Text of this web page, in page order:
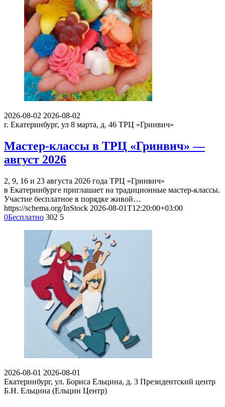
2026-08-02 2026-08-02
г. Екатеринбург, ул 8 марта, д. 46 ТРЦ «Гринвич»
Мастер-классы в ТРЦ «Гринвич» —
август 2026
2, 9, 16 и 23 августа 2026 года ТРЦ «Гринвич»
в Екатеринбурге приглашает на традиционные мастер-классы.
Участие бесплатное в порядке живой…
https://schema.org/InStock 2026-08-01T12:20:00+03:00
0Бесплатно 302 5
2026-08-01 2026-08-01
Екатеринбург, ул. Бориса Ельцина, д. 3 Президентский центр
Б.Н. Ельцина (Ельцин Центр)